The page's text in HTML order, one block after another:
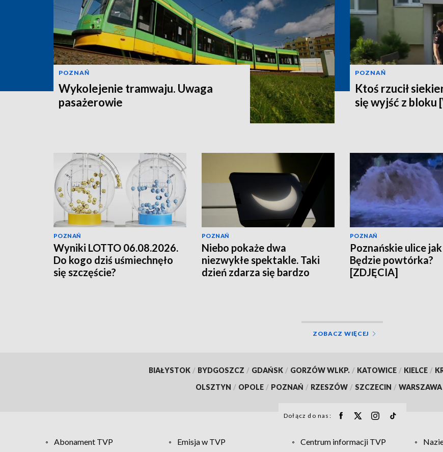
POZNAŃ
Wykolejenie tramwaju. Uwaga
pasażerowie
POZNAŃ
Ktoś rzucił
się wyjść z bloku
POZNAŃ
Wyniki LOTTO 06.08.2026.
Do kogo dziś uśmiechnęło
się szczęście?
POZNAŃ
Niebo pokaże dwa
niezwykłe spektakle. Taki
dzień zdarza się bardzo
POZNAŃ
Poznańskie ulice
Będzie powtórka?
[ZDJĘCIA]
ZOBACZ WIĘCEJ
BIAŁYSTOK / BYDGOSZCZ / GDAŃSK / GORZÓW WLKP. / KATOWICE / KIELCE /
OLSZTYN / OPOLE / POZNAŃ / RZESZÓW / SZCZECIN / WARSZAWA
Dołącz do nas:
Abonament TVP Emisja w TVP Centrum informacji TVP